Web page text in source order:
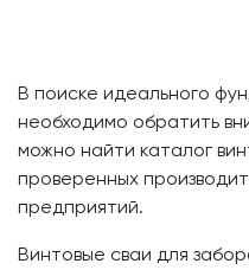
В поиске идеального
необходимо обратить
можно найти каталог
проверенных
предприятий.
Винтовые сваи для